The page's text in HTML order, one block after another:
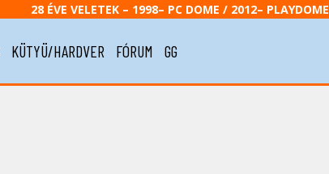
28 ÉVE VELETEK – 1998– PC DOME / 2012– PLAYDOME
KÜTYÜ/HARDVER FÓRUM GG